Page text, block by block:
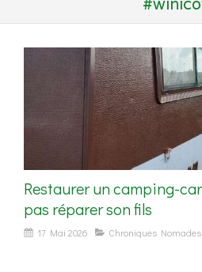
Restaurer un camping-
pas réparer son fils
17 Mai 2026 Chroniques Nomades